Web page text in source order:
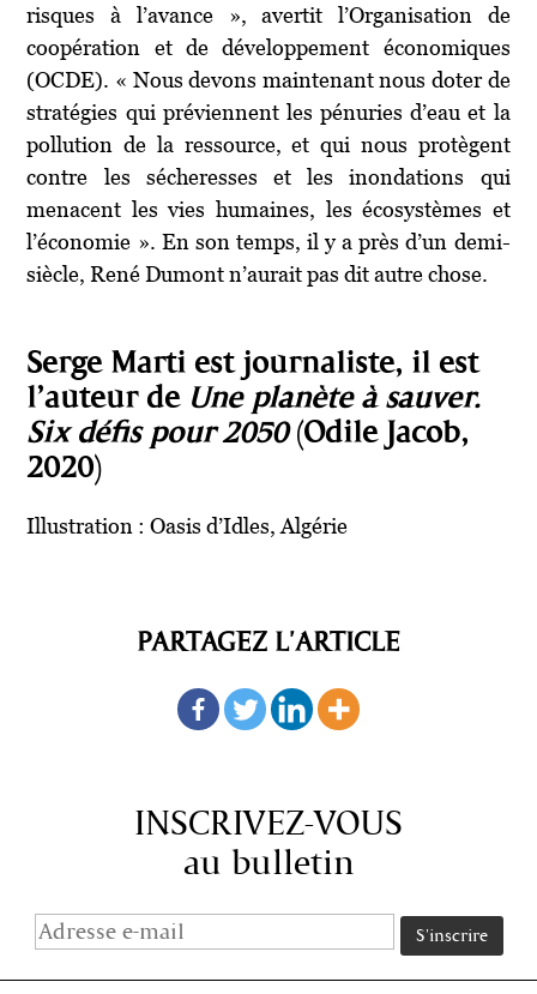
risques à l’avance », avertit l’Organisation de
coopération et de développement économiques
(OCDE). « Nous devons maintenant nous doter de
stratégies qui préviennent les pénuries d’eau et la
pollution de la ressource, et qui nous protègent
contre les sécheresses et les inondations qui
menacent les vies humaines, les écosystèmes et
l’économie ». En son temps, il y a près d’un demi-
siècle, René Dumont n’aurait pas dit autre chose.
Serge Marti est journaliste, il est
l’auteur de Une planète à sauver.
Six défis pour 2050(Odile Jacob,
2020)
Illustration : Oasis d’Idles, Algérie
PARTAGEZ L'ARTICLE
INSCRIVEZ-VOUS
au bulletin